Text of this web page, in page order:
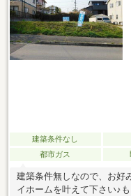
建築条件なし
都市ガス
建築条件無しなので、お好
イホームを叶えて下さい♪